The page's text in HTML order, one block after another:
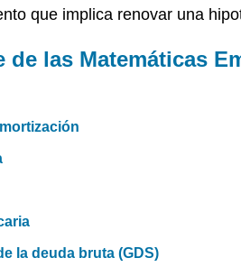
que implica renovar una
de las Matemáticas
la deuda bruta (GDS)